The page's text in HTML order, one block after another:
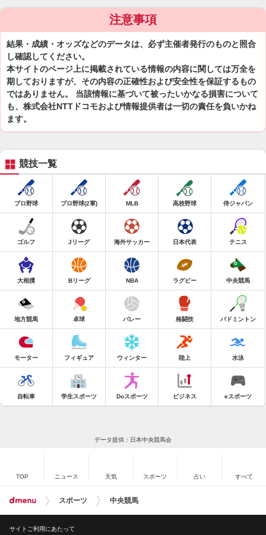
注意事項
結果・成績・オッズなどのデータは、必ず主催者発行のものと照合
し確認してください。
本サイトのページ上に掲載されている情報の内容に関しては万全を
期しておりますが、その内容の正確性および安全性を保証するもの
ではありません。 当該情報に基づいて被ったいかなる損害について
も、株式会社NTTドコモおよび情報提供者は一切の責任を負いかね
ます。
競技一覧
プロ野球 プロ野球(2軍) MLB 高校野球 侍ジャパン
ゴルフ Jリーグ 海外サッカー 日本代表 テニス
大相撲 Bリーグ NBA ラグビー 中央競馬
地方競馬 卓球 バレー 格闘技 バドミントン
モーター フィギュア ウィンター 陸上 水泳
自転車 学生スポーツ Doスポーツ ビジネス eスポーツ
データ提供：日本中央競馬会
TOP ニュース 天気 スポーツ 占い すべて
スポーツ 中央競馬
サイトご利用にあたって